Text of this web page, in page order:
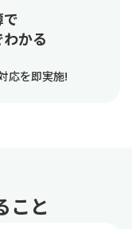
かる
応を即実施!
こと